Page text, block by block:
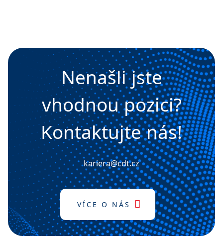
Nenašli jste
vhodnou pozici?
Kontaktujte nás!
kariera@cdt.cz
VÍCE O NÁS